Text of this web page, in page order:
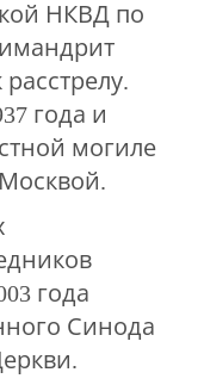
НКВД по
года и
могиле
года
Синода